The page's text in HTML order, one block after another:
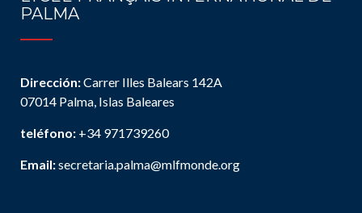
PALMA
Dirección:Carrer Illes Balears 142A
07014 Palma, Islas Baleares
teléfono: +34 971739260
Email:secretaria.palma@mlfmonde.org